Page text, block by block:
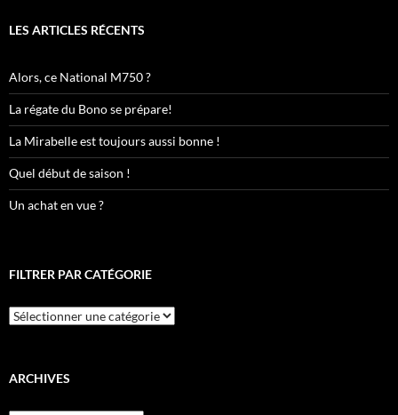
LES ARTICLES RÉCENTS
Alors, ce National M750 ?
La régate du Bono se prépare!
La Mirabelle est toujours aussi bonne !
Quel début de saison !
Un achat en vue ?
FILTRER PAR CATÉGORIE
Filtrer
par
ARCHIVES